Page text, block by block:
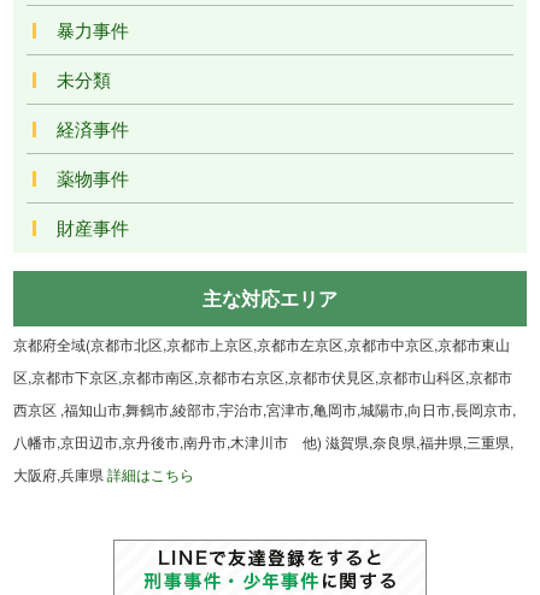
暴力事件
未分類
経済事件
薬物事件
財産事件
主な対応エリア
京都府全域(京都市北区,京都市上京区,京都市左京区,京都市中京区,京都市東山
区,京都市下京区,京都市南区,京都市右京区,京都市伏見区,京都市山科区,京都市
西京区 ,福知山市,舞鶴市,綾部市,宇治市,宮津市,亀岡市,城陽市,向日市,長岡京市,
八幡市,京田辺市,京丹後市,南丹市,木津川市 他) 滋賀県,奈良県,福井県,三重県,
大阪府,兵庫県詳細はこちら